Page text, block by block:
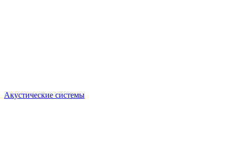
Акустические системы